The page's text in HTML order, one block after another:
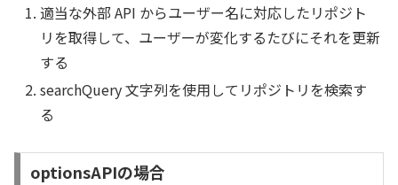
適当な外部 API からユーザー名に対応したリポジト
リを取得して、ユーザーが変化するたびにそれを更新
する
searchQuery 文字列を使用してリポジトリを検索す
る
optionsAPIの場合